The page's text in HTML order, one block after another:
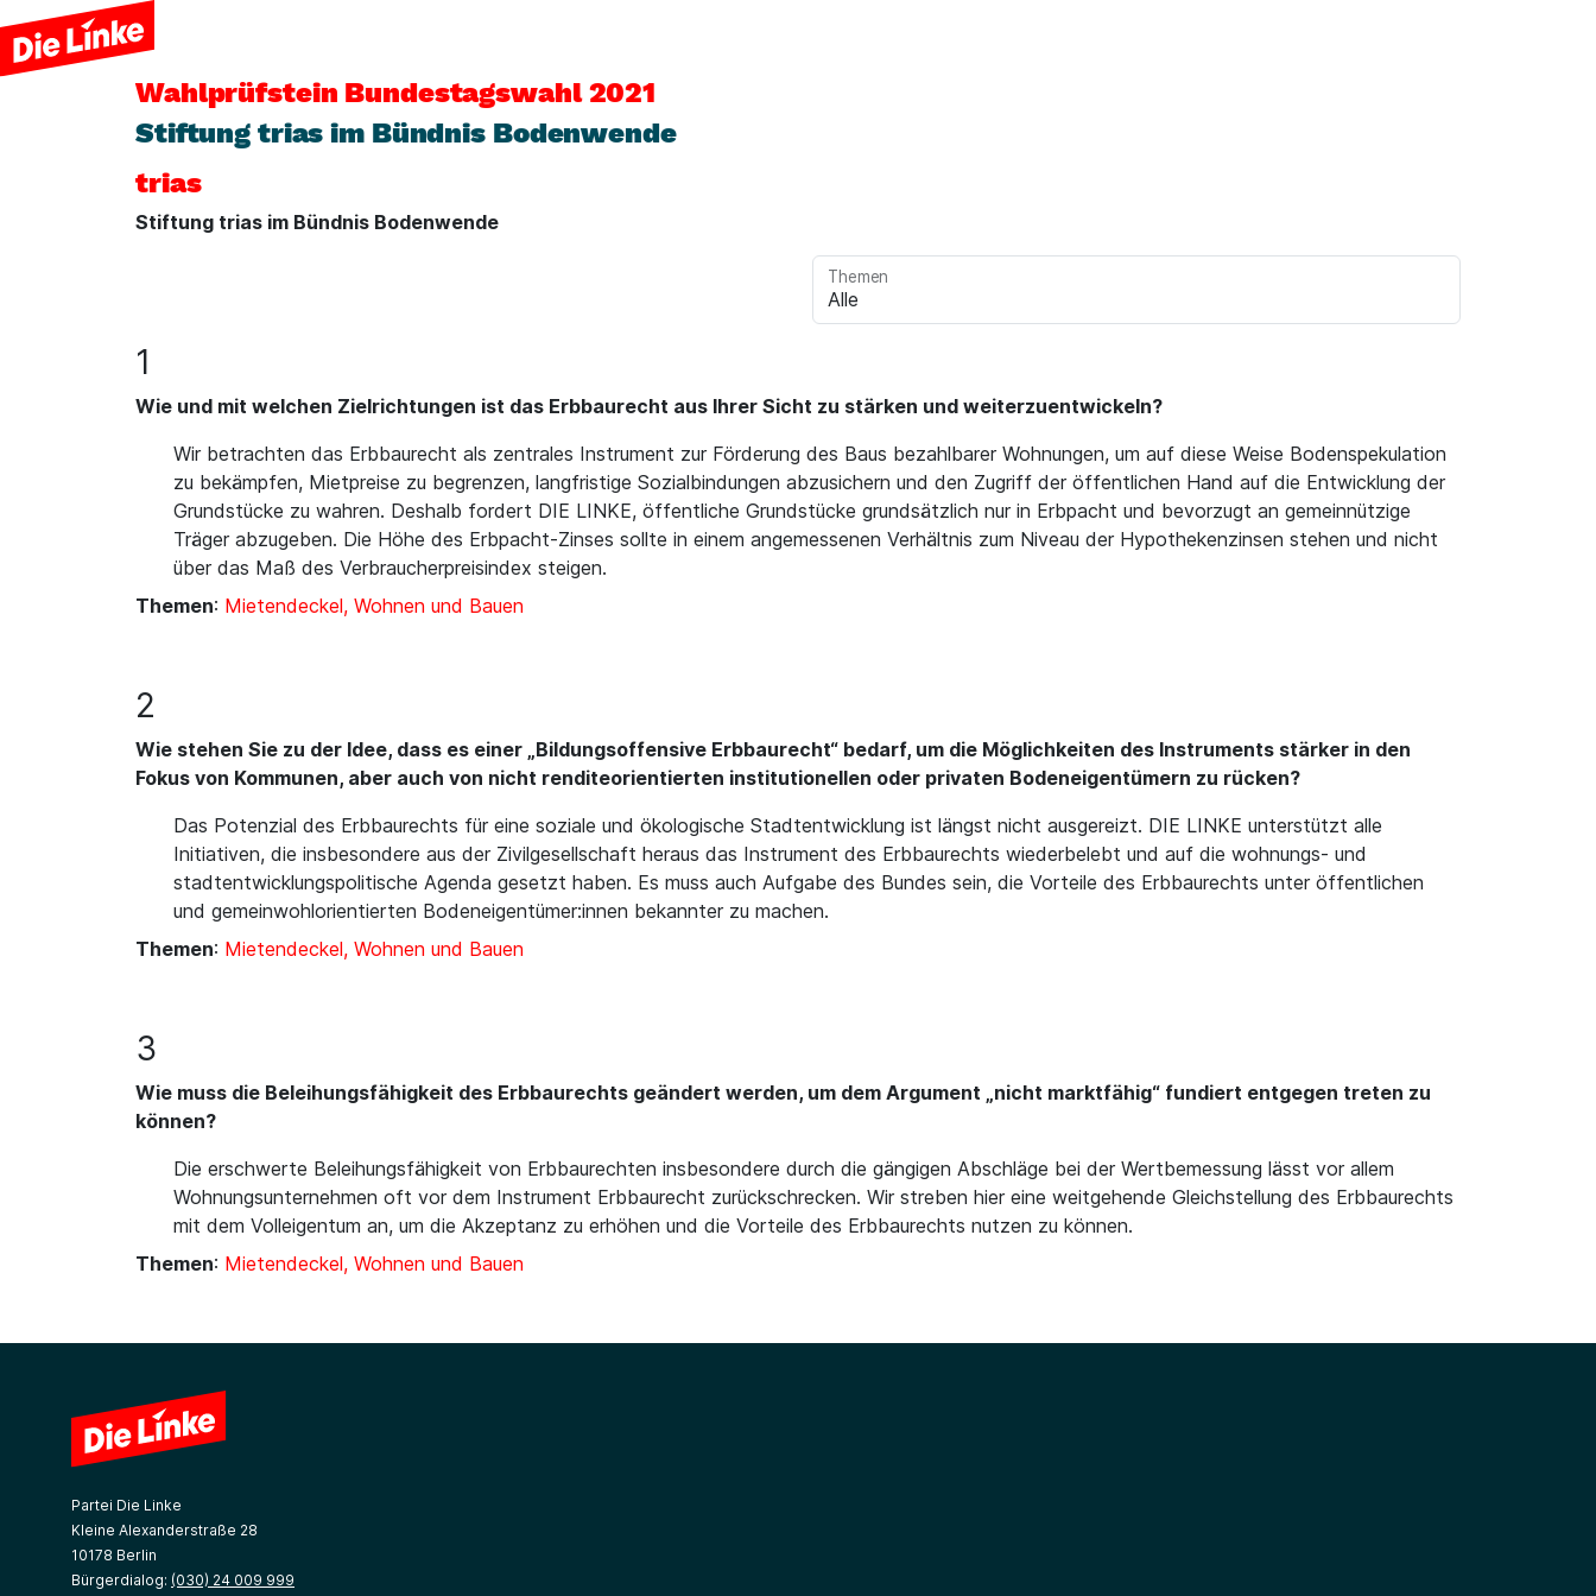
Wahlprüfstein Bundestagswahl 2021
Stiftung trias im Bündnis Bodenwende
trias
Stiftung trias im Bündnis Bodenwende
Themen
1
Wie und mit welchen Zielrichtungen ist das Erbbaurecht aus Ihrer Sicht zu stärken und weiterzuentwickeln?
Wir betrachten das Erbbaurecht als zentrales Instrument zur Förderung des Baus bezahlbarer Wohnungen, um auf diese Weise Bodenspekulation
zu bekämpfen, Mietpreise zu begrenzen, langfristige Sozialbindungen abzusichern und den Zugriff der öffentlichen Hand auf die Entwicklung der
Grundstücke zu wahren. Deshalb fordert DIE LINKE, öffentliche Grundstücke grundsätzlich nur in Erbpacht und bevorzugt an gemeinnützige
Träger abzugeben. Die Höhe des Erbpacht-Zinses sollte in einem angemessenen Verhältnis zum Niveau der Hypothekenzinsen stehen und nicht
über das Maß des Verbraucherpreisindex steigen.
Themen: Mietendeckel, Wohnen und Bauen
2
Wie stehen Sie zu der Idee, dass es einer „Bildungsoffensive Erbbaurecht“ bedarf, um die Möglichkeiten des Instruments stärker in den
Fokus von Kommunen, aber auch von nicht renditeorientierten institutionellen oder privaten Bodeneigentümern zu rücken?
Das Potenzial des Erbbaurechts für eine soziale und ökologische Stadtentwicklung ist längst nicht ausgereizt. DIE LINKE unterstützt alle
Initiativen, die insbesondere aus der Zivilgesellschaft heraus das Instrument des Erbbaurechts wiederbelebt und auf die wohnungs- und
stadtentwicklungspolitische Agenda gesetzt haben. Es muss auch Aufgabe des Bundes sein, die Vorteile des Erbbaurechts unter öffentlichen
und gemeinwohlorientierten Bodeneigentümer:innen bekannter zu machen.
Themen: Mietendeckel, Wohnen und Bauen
3
Wie muss die Beleihungsfähigkeit des Erbbaurechts geändert werden, um dem Argument „nicht marktfähig“ fundiert entgegen treten zu
können?
Die erschwerte Beleihungsfähigkeit von Erbbaurechten insbesondere durch die gängigen Abschläge bei der Wertbemessung lässt vor allem
Wohnungsunternehmen oft vor dem Instrument Erbbaurecht zurückschrecken. Wir streben hier eine weitgehende Gleichstellung des Erbbaurechts
mit dem Volleigentum an, um die Akzeptanz zu erhöhen und die Vorteile des Erbbaurechts nutzen zu können.
Themen: Mietendeckel, Wohnen und Bauen
Partei Die Linke
Kleine Alexanderstraße 28
10178 Berlin
Bürgerdialog: (030) 24 009 999